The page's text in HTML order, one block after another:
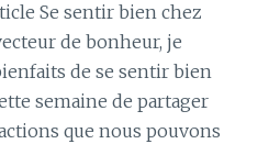
Se sentir bien chez
de bonheur, je
de se sentir bien
semaine de partager
que nous pouvons